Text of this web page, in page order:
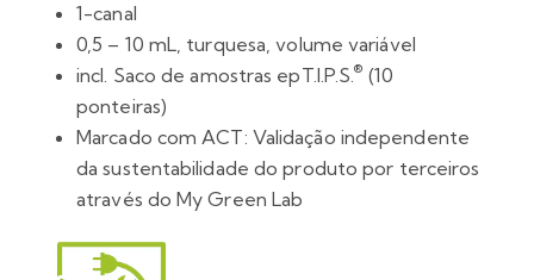
1-canal
0,5 – 10 mL, turquesa, volume variável
incl. Saco de amostras epT.I.P.S.® (10
ponteiras)
Marcado com ACT: Validação independente
da sustentabilidade do produto por terceiros
através do My Green Lab